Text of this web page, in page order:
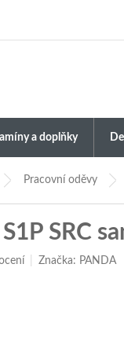
a doplňky
Pracovní oděvy
SRC
Značka: PANDA